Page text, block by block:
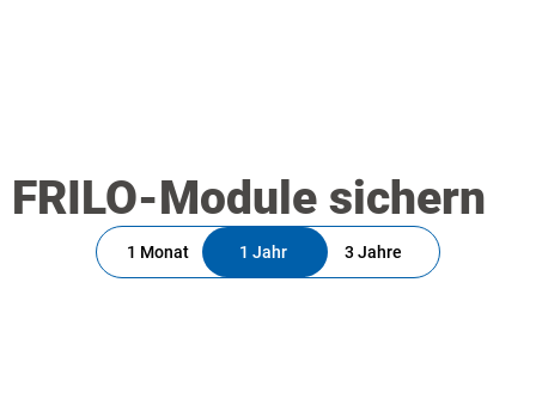
FRILO-Module sichern
1 Monat 1 Jahr 3 Jahre